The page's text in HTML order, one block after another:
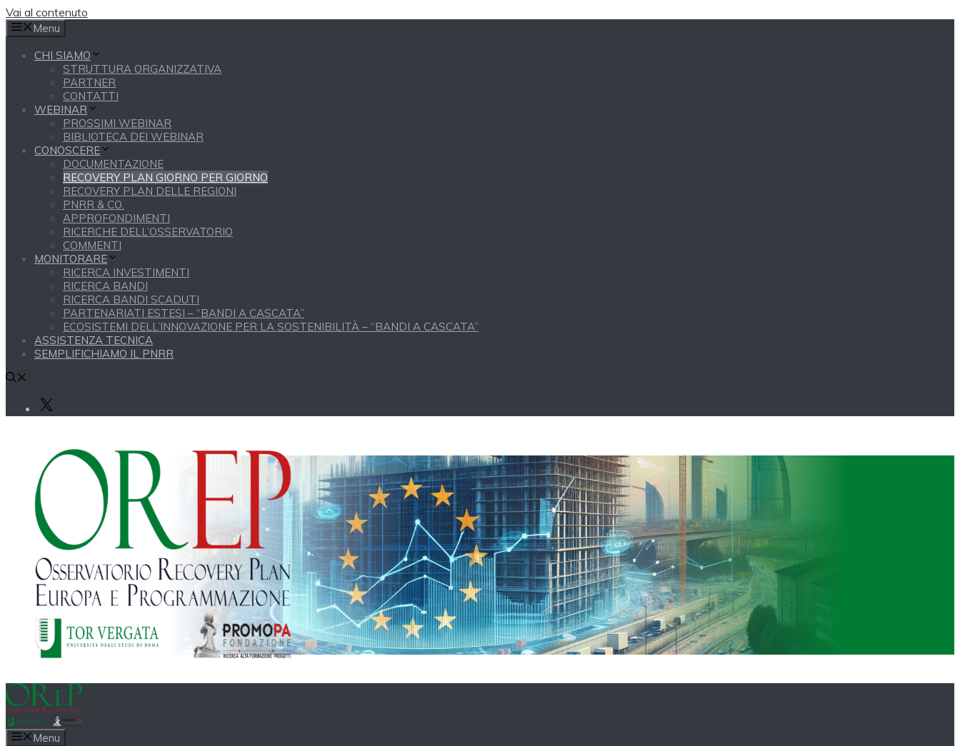
Vai al contenuto
Menu
CHI SIAMO
STRUTTURA ORGANIZZATIVA
PARTNER
CONTATTI
WEBINAR
PROSSIMI WEBINAR
BIBLIOTECA DEI WEBINAR
CONOSCERE
DOCUMENTAZIONE
RECOVERY PLAN GIORNO PER GIORNO
RECOVERY PLAN DELLE REGIONI
PNRR & CO.
APPROFONDIMENTI
RICERCHE DELL’OSSERVATORIO
COMMENTI
MONITORARE
RICERCA INVESTIMENTI
RICERCA BANDI
RICERCA BANDI SCADUTI
PARTENARIATI ESTESI – “BANDI A CASCATA”
ECOSISTEMI DELL’INNOVAZIONE PER LA SOSTENIBILITÀ – “BANDI A CASCATA”
ASSISTENZA TECNICA
SEMPLIFICHIAMO IL PNRR
Menu